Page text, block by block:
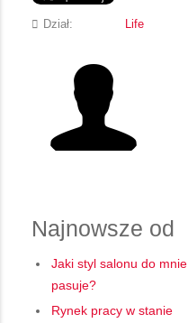
Dział: Life
Najnowsze od
Jaki styl salonu do mnie
pasuje?
Rynek pracy w stanie